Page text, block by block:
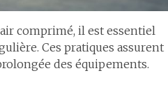
comprimé, il est essentiel
Ces pratiques assurent
des équipements.